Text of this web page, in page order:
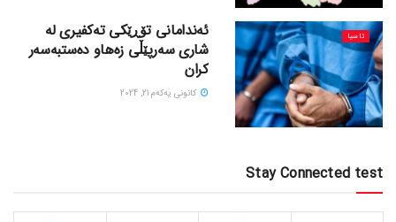
ئاسیا
ئەندامانی تۆڕێکی تەکفیری لە
شاری سەرپێڵی زەهاو دەستبەسەر
کران
كانونی یه‌كه‌م 21, 2024
Stay Connected test